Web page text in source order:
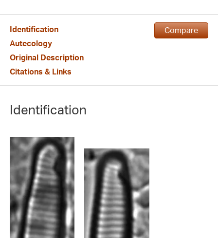
Compare
Identification
Autecology
Original Description
Citations & Links
Identification